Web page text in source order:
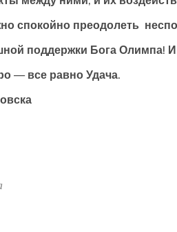
спокойно преодолеть
поддержки Бога Олимпа!
— все равно Удача.